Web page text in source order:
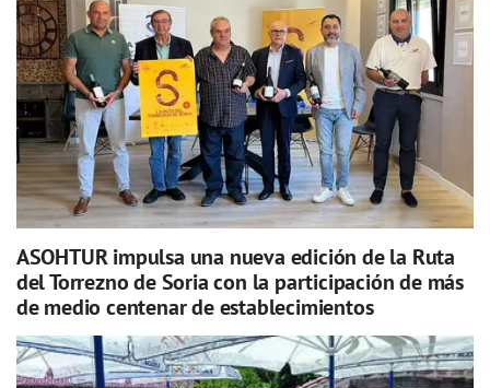
ASOHTUR impulsa una nueva edición de la Ruta
del Torrezno de Soria con la participación de más
de medio centenar de establecimientos